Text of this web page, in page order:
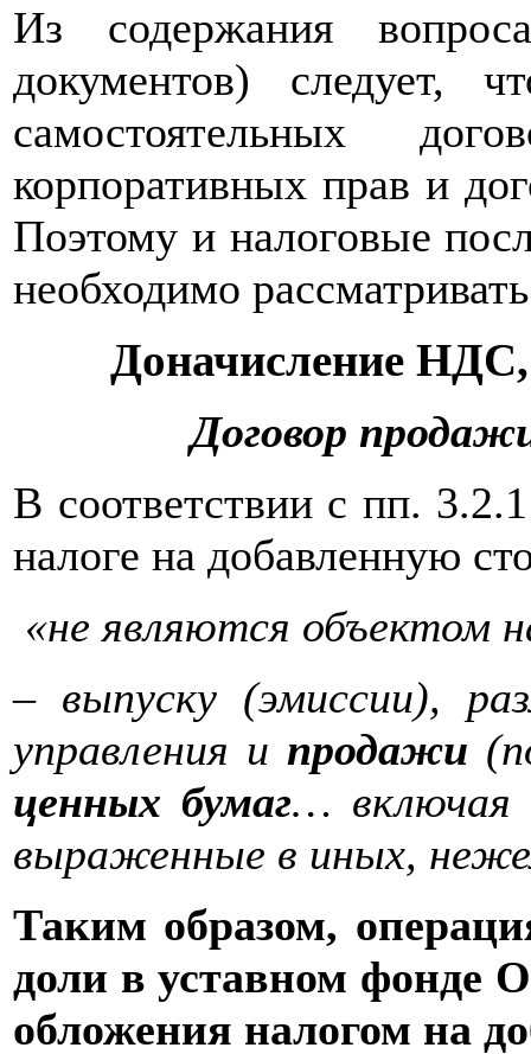
Из содержания
документов)
самостоятельных
корпоративных прав и
Поэтому и налоговые
необходимо
Доначисление
Договор
В соответствии с пп.
налоге на добавленную
«не являются объектом
– выпуску (эмиссии),
управления и продажи
ценных бумаг…
выраженные в иных,
Таким образом,
доли в уставном фонде
обложения налогом на